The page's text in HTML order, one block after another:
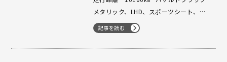
メタリック、LHD、スポーツシート、シ
ートヒーター PDK、スポーツクロノ、
PC整備多数！ 近日入庫いたします。 な
かなか入庫しないめずらしい車両でござ
記事を読む